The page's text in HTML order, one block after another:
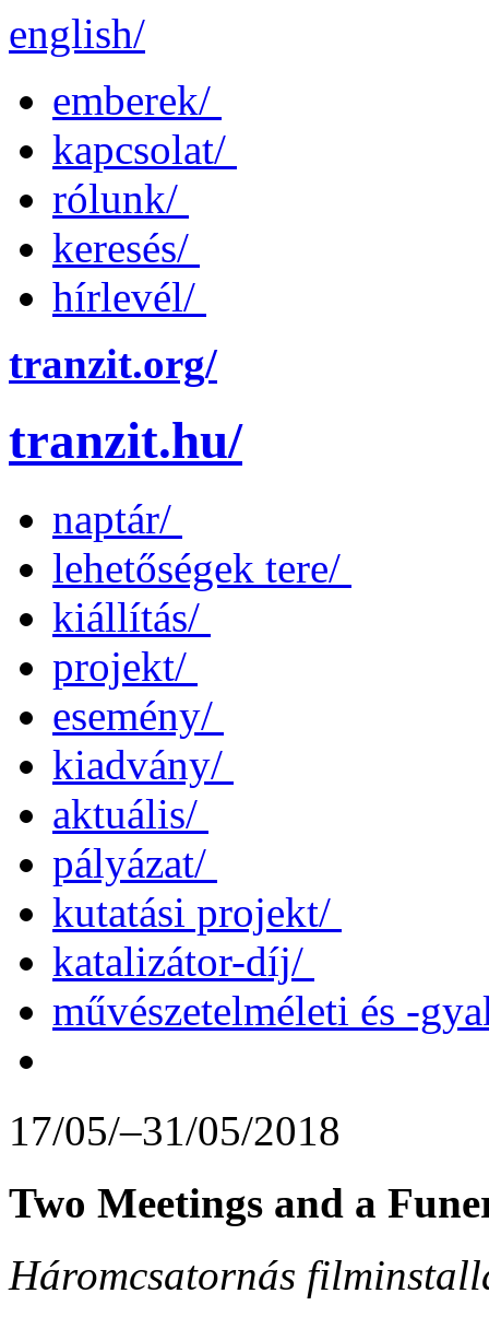
english/
emberek/
kapcsolat/
rólunk/
keresés/
hírlevél/
tranzit.org/
tranzit.hu/
naptár/
lehetőségek tere/
kiállítás/
projekt/
esemény/
kiadvány/
aktuális/
pályázat/
kutatási projekt/
katalizátor-díj/
művészetelméleti és -
17/05/–31/05/2018
Two Meetings and a
Háromcsatornás